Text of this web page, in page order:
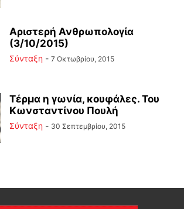
Αριστερή Ανθρωπολογία
(3/10/2015)
Σύνταξη - 7 Οκτωβρίου, 2015
Τέρμα η γωνία, κουφάλες. Του
Κωνσταντίνου Πουλή
Σύνταξη - 30 Σεπτεμβρίου, 2015